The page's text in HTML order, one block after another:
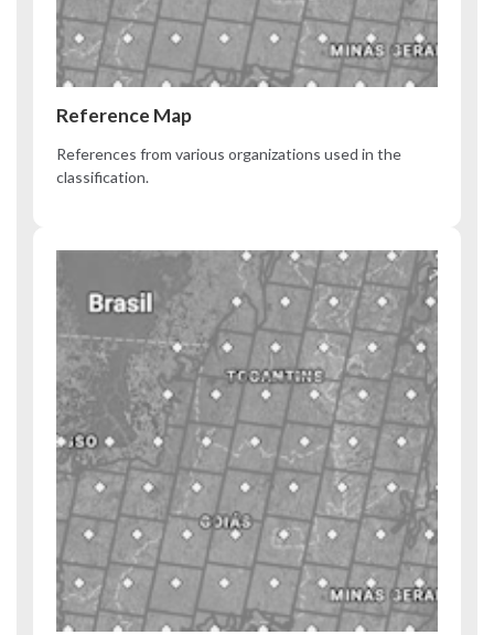
Reference Map
References from various organizations used in the
classification.